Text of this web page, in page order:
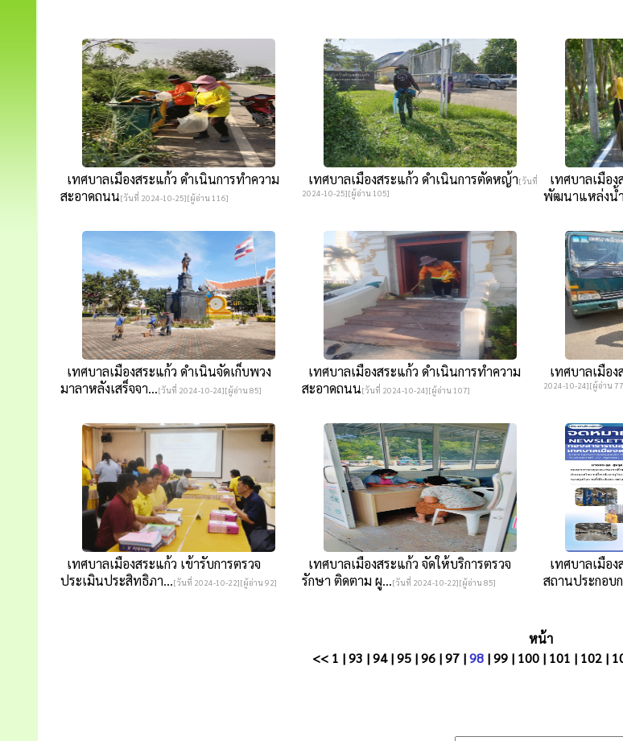
เทศบาลเมืองสระแก้ว ดำเนินการทำความ
สะอาดถนน[วันที่ 2024-10-25][ผู้อ่าน 116]
เทศบาลเมืองสระแก้ว ดำเนินการตัดหญ้า[วันที่
2024-10-25][ผู้อ่าน 105]
เทศบาลเมือง
พัฒนาแหล่งน้
เทศบาลเมืองสระแก้ว ดำเนินจัดเก็บพวง
มาลาหลังเสร็จจา...[วันที่ 2024-10-24][ผู้อ่าน 85]
เทศบาลเมืองสระแก้ว ดำเนินการทำความ
สะอาดถนน[วันที่ 2024-10-24][ผู้อ่าน 107]
เทศบาลเมือ
2024-10-24][ผู้อ่าน
เทศบาลเมืองสระแก้ว เข้ารับการตรวจ
ประเมินประสิทธิภา...[วันที่ 2024-10-22][ผู้อ่าน 92]
เทศบาลเมืองสระแก้ว จัดให้บริการตรวจ
รักษา ติดตาม ผู...[วันที่ 2024-10-22][ผู้อ่าน 85]
เทศบาลเมือ
สถานประกอบ
หน้า
<< 1 |93 |94|95 |96 |97 |98 |99 | 100 | 101 | 102 |